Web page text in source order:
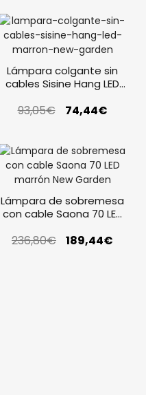
Lámpara colgante sin
cables Sisine Hang LED
93,05€ 74,44€
Lámpara de sobremesa
con cable Saona 70 LED
236,80€ 189,44€